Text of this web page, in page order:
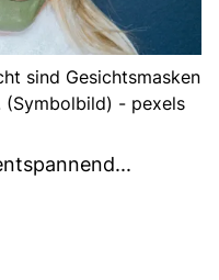
sind Gesichtsmasken
(Symbolbild) - pexels